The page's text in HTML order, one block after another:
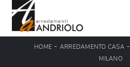
HOME - ARREDAMENTO CASA-
MILANO